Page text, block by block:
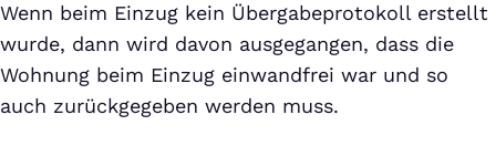
Wenn beim Einzug kein Übergabeprotokoll erstellt
wurde, dann wird davon ausgegangen, dass die
Wohnung beim Einzug einwandfrei war und so
auch zurückgegeben werden muss.